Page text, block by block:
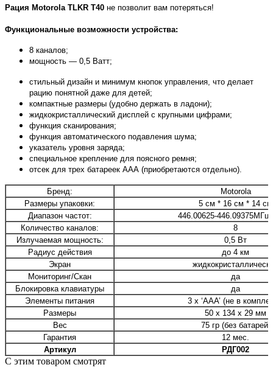
Рация Motorola TLKR T40 не позволит вам потеряться!
Функциональные возможности устройства:
8 каналов;
мощность — 0,5 Ватт;
стильный дизайн и минимум кнопок управления, что делает
рацию понятной даже для детей;
компактные размеры (удобно держать в ладони);
жидкокристаллический дисплей с крупными цифрами;
функция сканирования;
функция автоматического подавления шума;
указатель уровня заряда;
специальное крепление для поясного ремня;
отсек для трех батареек ААА (приобретаются отдельно).
Бренд:
Motorola
Размеры упаковки:
5 см * 16 см * 14 см
Диапазон частот:
446.00625-446.09375МГц
Количество каналов:
8
Излучаемая мощность:
0,5 Вт
Радиус действия
до 4 км
Экран
Мониторинг/Скан
да
Блокировка клавиатуры
да
Элементы питания
3 x ‘AAA’ (не в
Размеры
50 х 134 х 29 мм
Вес
75 гр (без батарей)
Гарантия
12 мес.
Артикул
РДГ002
С этим товаром смотрят